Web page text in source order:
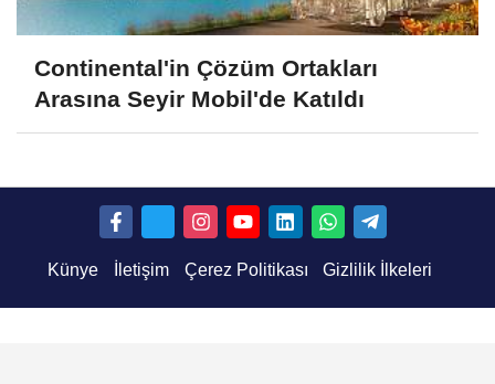
Continental'in Çözüm Ortakları
Arasına Seyir Mobil'de Katıldı
Künye İletişim Çerez Politikası Gizlilik İlkeleri